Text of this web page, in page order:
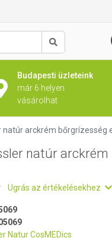
Keresés
Budapesti üzleteink
már 6 helyen
vásárolhat
natúr arckrém bőrgrízesség
natúr arckrém
Ugrás az értékelésekhez
Natur CosMEDics